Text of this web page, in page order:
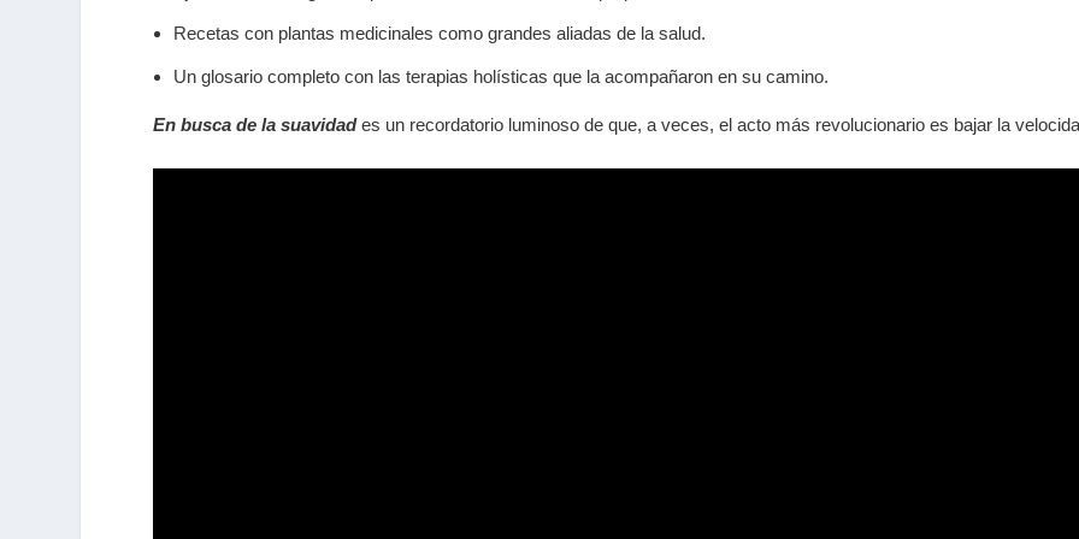
Recetas con plantas medicinales como grandes aliadas de la salud.
Un glosario completo con las terapias holísticas que la acompañaron en su camino.
En busca de la suavidades un recordatorio luminoso de que, a veces, el acto más revolucionario es bajar la